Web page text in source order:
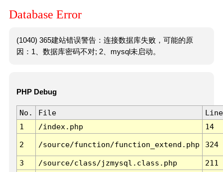
Database Error
(1040) 365建站错误警告：连接数据库失败，可能的原
因：1、数据库密码不对; 2、mysql未启动。
PHP Debug
No. File
Line
1
/index.php 14
2 /source/function/function_extend.php 324
3 /source/class/jzmysql.class.php
211